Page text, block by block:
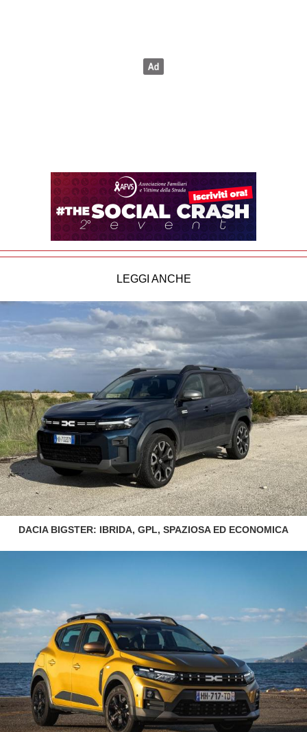
LEGGI ANCHE
DACIA BIGSTER: IBRIDA, GPL, SPAZIOSA ED ECONOMICA